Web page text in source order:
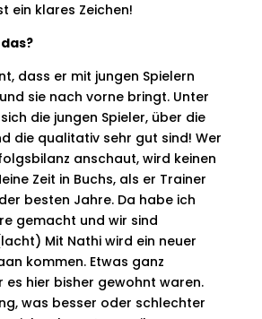
ein klares Zeichen!
dass er mit jungen Spielern
sie nach vorne bringt. Unter
die jungen Spieler, über die
die qualitativ sehr gut sind! Wer
anschaut, wird keinen
Zeit in Buchs, als er Trainer
besten Jahre. Da habe ich
gemacht und wir sind
Mit Nathi wird ein neuer
kommen. Etwas ganz
es hier bisher gewohnt waren.
was besser oder schlechter